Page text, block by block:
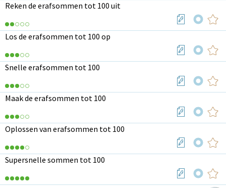
Reken de erafsommen tot 100 uit
Los de erafsommen tot 100 op
Snelle erafsommen tot 100
Maak de erafsommen tot 100
Oplossen van erafsommen tot 100
Supersnelle sommen tot 100